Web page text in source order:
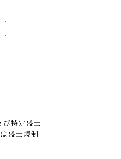
特定盛土
盛土規制